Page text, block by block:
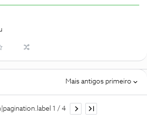
Mais antigos primeiro
1 / 4